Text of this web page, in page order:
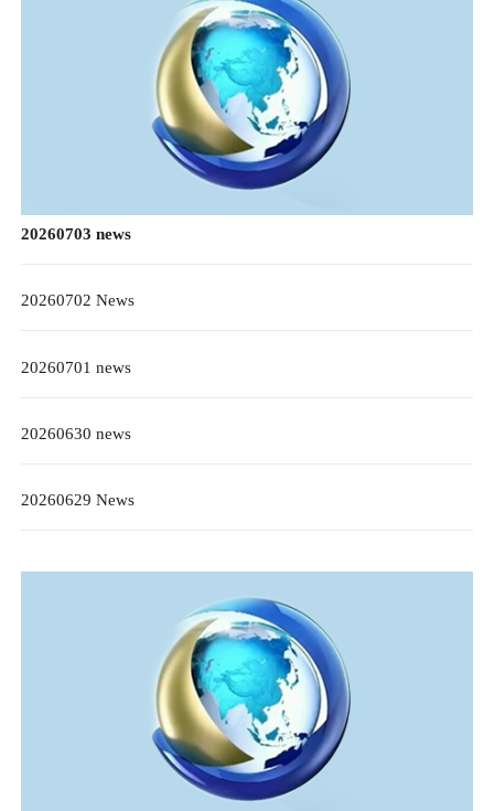
20260703 news
20260702 News
20260701 news
20260630 news
20260629 News